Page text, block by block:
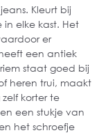
Kleurt bij
in elke kast. Het
er
een antiek
staat goed bij
heren trui, maakt
korter te
een stukje van
het schroefje